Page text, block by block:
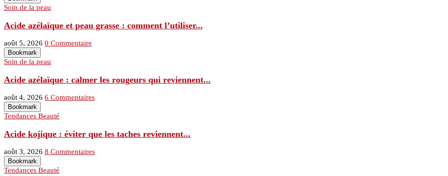
Soin de la peau
Acide azélaïque et peau grasse : comment l’utiliser...
août 5, 2026 0 Commentaire
Bookmark
Soin de la peau
Acide azélaïque : calmer les rougeurs qui reviennent...
août 4, 2026 6 Commentaires
Bookmark
Tendances Beauté
Acide kojique : éviter que les taches reviennent...
août 3, 2026 8 Commentaires
Bookmark
Tendances Beauté